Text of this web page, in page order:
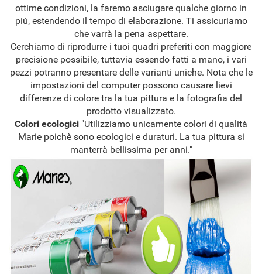
ottime condizioni, la faremo asciugare qualche giorno in
più, estendendo il tempo di elaborazione. Ti assicuriamo
che varrà la pena aspettare.
Cerchiamo di riprodurre i tuoi quadri preferiti con maggiore
precisione possibile, tuttavia essendo fatti a mano, i vari
pezzi potranno presentare delle varianti uniche. Nota che le
impostazioni del computer possono causare lievi
differenze di colore tra la tua pittura e la fotografia del
prodotto visualizzato.
Colori ecologici "Utilizziamo unicamente colori di qualità
Marie poichè sono ecologici e duraturi. La tua pittura si
manterrà bellissima per anni."